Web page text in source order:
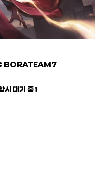
: BORATEAM7
시 대기 중 !